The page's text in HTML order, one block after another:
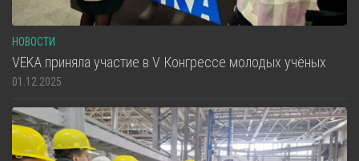
НОВОСТИ
VEKA приняла участие в V Конгрессе молодых учёных
01.12.2025